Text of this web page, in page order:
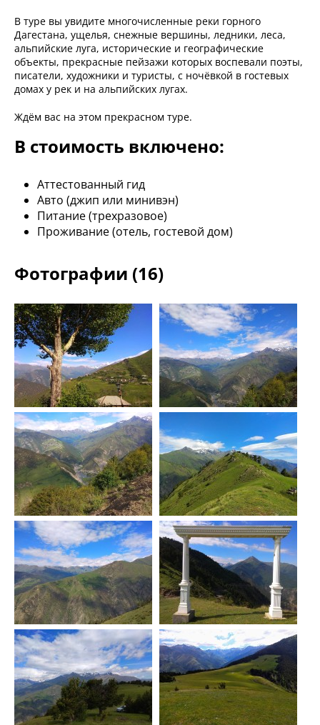
В туре вы увидите многочисленные реки горного
Дагестана, ущелья, снежные вершины, ледники, леса,
альпийские луга, исторические и географические
объекты, прекрасные пейзажи которых воспевали поэты,
писатели, художники и туристы, с ночёвкой в гостевых
домах у рек и на альпийских лугах.
Ждём вас на этом прекрасном туре.
В стоимость включено:
Аттестованный гид
Авто (джип или минивэн)
Питание (трехразовое)
Проживание (отель, гостевой дом)
Фотографии (16)